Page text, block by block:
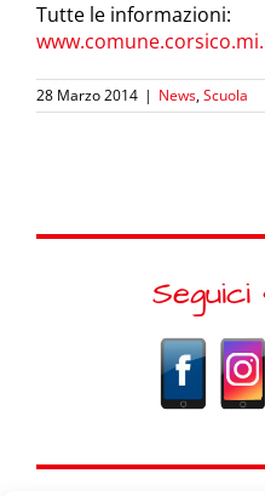
Tutte le informazioni:
28 Marzo 2014 | News,Scuola
Seguici